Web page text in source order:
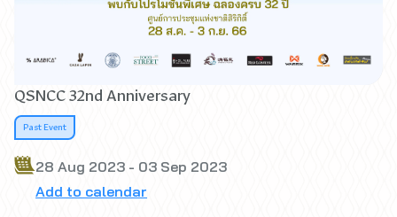
QSNCC 32nd Anniversary
Past Event
28 Aug 2023 - 03 Sep 2023
Add to calendar